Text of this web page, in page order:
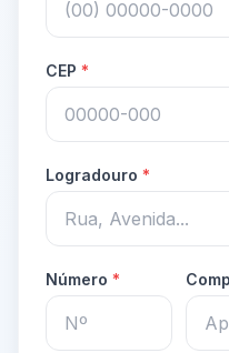
CEP *
Logradouro *
Número *